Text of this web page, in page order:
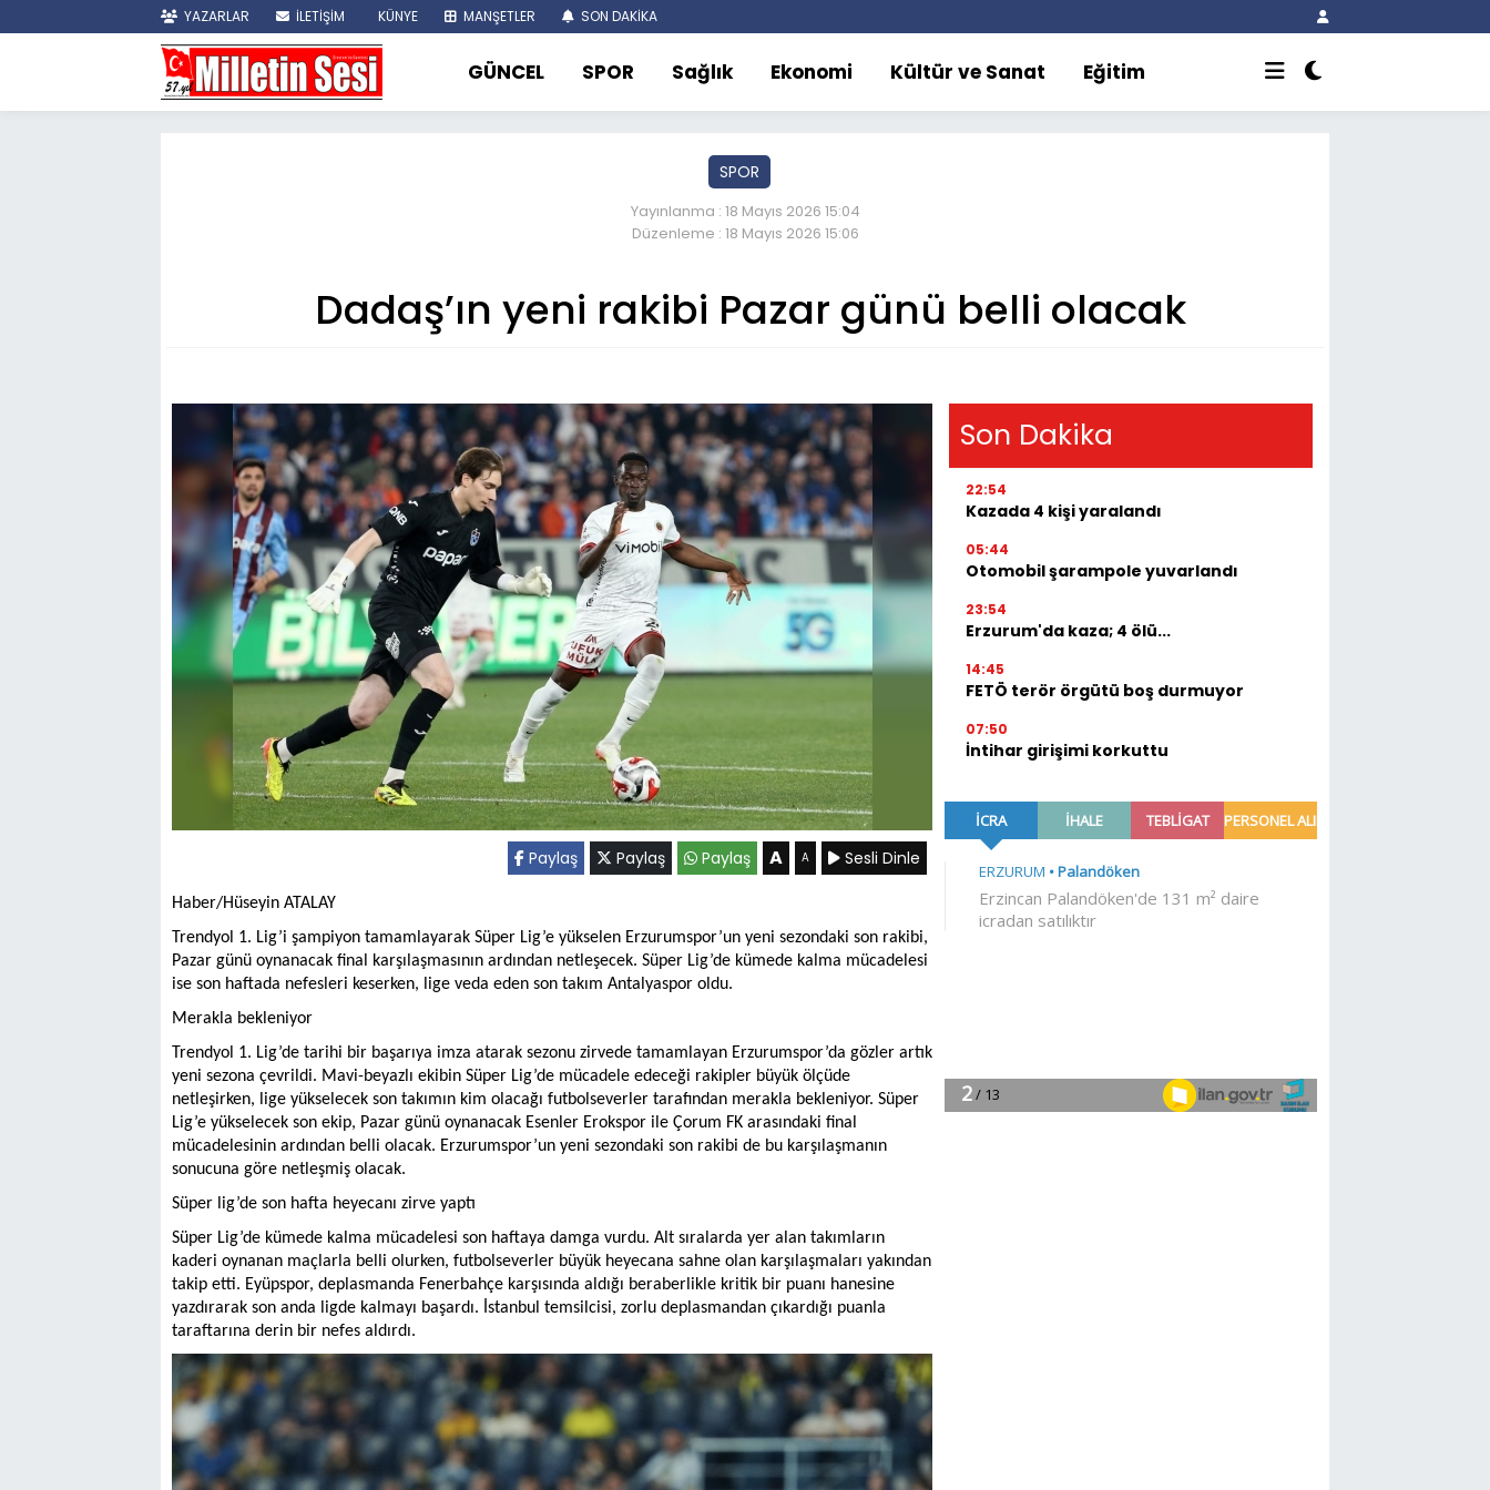
YAZARLAR İLETİŞİM KÜNYE MANŞETLER SON DAKİKA
GÜNCEL SPOR Sağlık Ekonomi Kültür ve Sanat Eğitim
SPOR
Yayınlanma : 18 Mayıs 2026 15:04
Düzenleme : 18 Mayıs 2026 15:06
Dadaş’ın yeni rakibi Pazar günü belli olacak
Paylaş Paylaş Paylaş A A Sesli Dinle
Haber/Hüseyin ATALAY
Trendyol 1. Lig’i şampiyon tamamlayarak Süper Lig’e yükselen Erzurumspor’un yeni sezondaki son rakibi,
Pazar günü oynanacak final karşılaşmasının ardından netleşecek. Süper Lig’de kümede kalma mücadelesi
ise son haftada nefesleri keserken, lige veda eden son takım Antalyaspor oldu.
Merakla bekleniyor
Trendyol 1. Lig’de tarihi bir başarıya imza atarak sezonu zirvede tamamlayan Erzurumspor’da gözler artık
yeni sezona çevrildi. Mavi-beyazlı ekibin Süper Lig’de mücadele edeceği rakipler büyük ölçüde
netleşirken, lige yükselecek son takımın kim olacağı futbolseverler tarafından merakla bekleniyor. Süper
Lig’e yükselecek son ekip, Pazar günü oynanacak Esenler Erokspor ile Çorum FK arasındaki final
mücadelesinin ardından belli olacak. Erzurumspor’un yeni sezondaki son rakibi de bu karşılaşmanın
sonucuna göre netleşmiş olacak.
Süper lig’de son hafta heyecanı zirve yaptı
Süper Lig’de kümede kalma mücadelesi son haftaya damga vurdu. Alt sıralarda yer alan takımların
kaderi oynanan maçlarla belli olurken, futbolseverler büyük heyecana sahne olan karşılaşmaları yakından
takip etti. Eyüpspor, deplasmanda Fenerbahçe karşısında aldığı beraberlikle kritik bir puanı hanesine
yazdırarak son anda ligde kalmayı başardı. İstanbul temsilcisi, zorlu deplasmandan çıkardığı puanla
taraftarına derin bir nefes aldırdı.
Son Dakika
22:54
Kazada 4 kişi yaralandı
05:44
Otomobil şarampole yuvarlandı
23:54
Erzurum'da kaza; 4 ölü...
14:45
FETÖ terör örgütü boş durmuyor
07:50
İntihar girişimi korkuttu